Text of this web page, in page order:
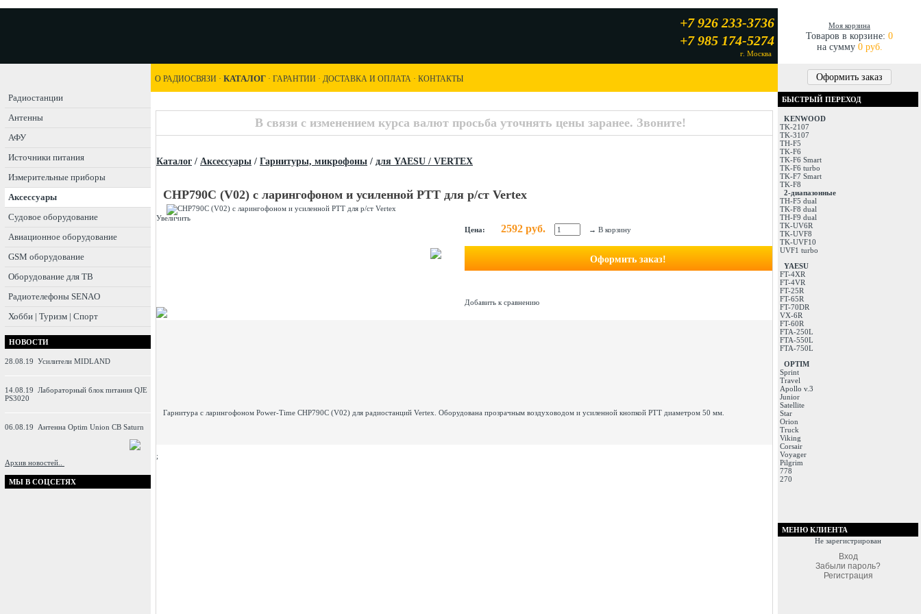
+7 926 233-3736
+7 985 174-5274
г. Москва
Моя корзина
Товаров в корзине: 0
на сумму 0 руб.
Оформить заказ
Радиостанции
Антенны
АФУ
Источники питания
Измерительные приборы
Аксессуары
Судовое оборудование
Авиационное оборудование
GSM оборудование
Оборудование для ТВ
Радиотелефоны SENAO
Хобби | Туризм | Спорт
НОВОСТИ
28.08.19 Усилители MIDLAND
14.08.19 Лабораторный блок питания QJE
PS3020
06.08.19 Антенна Optim Union CB Saturn
Архив новостей..
МЫ В СОЦСЕТЯХ
О РАДИОСВЯЗИ · КАТАЛОГ · ГАРАНТИИ · ДОСТАВКА И ОПЛАТА · КОНТАКТЫ
В связи с изменением курса валют просьба уточнять цены заранее. Звоните!
Каталог / Аксессуары / Гарнитуры, микрофоны / для YAESU / VERTEX
CHP790С (V02) с ларингофоном и усиленной PTT для р/ст Vertex
Увеличить
Цена:
2592 руб. → В корзину
Оформить заказ!
Добавить к сравнению
Гарнитура с ларингофоном Power-Time CHP790С (V02) для радиостанций Vertex. Оборудована прозрачным воздуховодом и усиленной кнопкой PTT диаметром 50 мм.
;
БЫСТРЫЙ ПЕРЕХОД
KENWOOD
TK-2107
TK-3107
TH-F5
TK-F6
TK-F6 Smart
TK-F6 turbo
TK-F7 Smart
TK-F8
2-диапазонные
TH-F5 dual
TK-F8 dual
TH-F9 dual
TK-UV6R
TK-UVF8
TK-UVF10
UVF1 turbo
YAESU
FT-4XR
FT-4VR
FT-25R
FT-65R
FT-70DR
VX-6R
FT-60R
FTA-250L
FTA-550L
FTA-750L
OPTIM
Sprint
Travel
Apollo v.3
Junior
Satellite
Star
Orion
Truck
Viking
Corsair
Voyager
Pilgrim
778
270
МЕНЮ КЛИЕНТА
Не зарегистрирован
Вход
Забыли пароль?
Регистрация